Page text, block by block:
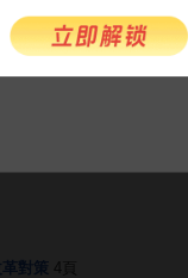
內容，請編輯條目或 投訴
對策
对百科频道的支持
彼此的成长和进步